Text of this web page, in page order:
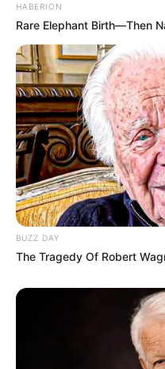
HABERION
Rare Elephant Birth—Then
BUZZ DAY
The Tragedy Of Robert